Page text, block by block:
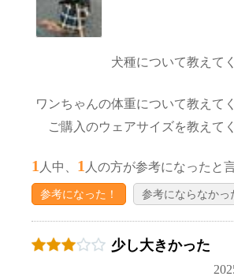
犬種について教えて
ワンちゃんの体重について教えて
ご購入のウェアサイズを教えて
1 人中、 1 人の方が参考になったと
参考になった！ 参考にならなかっ
少し大きかった